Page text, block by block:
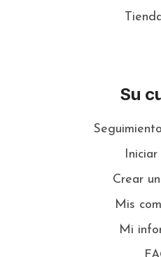
Su
Crear
Mis
Mi